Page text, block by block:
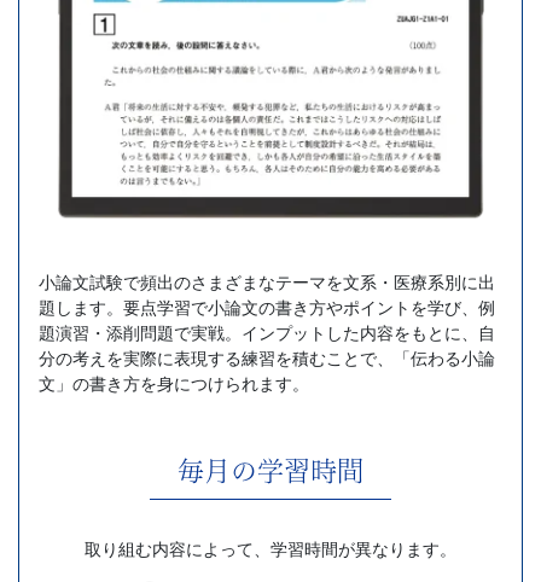
小論文試験で頻出のさまざまなテーマを文系・医療系別に出
題します。要点学習で小論文の書き方やポイントを学び、例
題演習・添削問題で実戦。インプットした内容をもとに、自
分の考えを実際に表現する練習を積むことで、「伝わる小論
文」の書き方を身につけられます。
毎月の学習時間
取り組む内容によって、学習時間が異なります。